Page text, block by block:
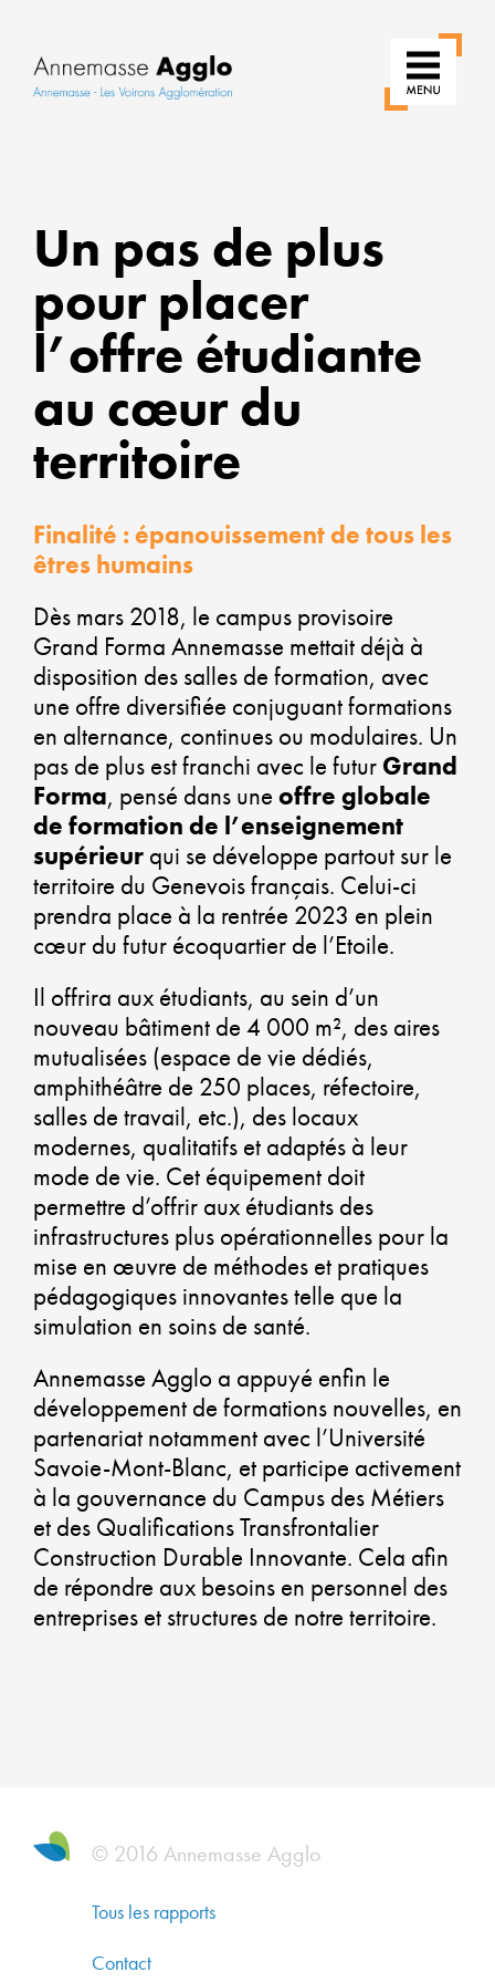
ET
DE
Un pas de plus
pour placer
l’offre étudiante
au cœur du
territoire
Finalité : épanouissement de tous les
êtres humains
Dès mars 2018, le campus provisoire
Grand Forma Annemasse mettait déjà à
disposition des salles de formation, avec
une offre diversifiée conjuguant formations
en alternance, continues ou modulaires. Un
pas de plus est franchi avec le futur Grand
Forma, pensé dans une offre globale
de formation de l’enseignement
supérieurqui se développe partout sur le
territoire du Genevois français. Celui-ci
prendra place à la rentrée 2023 en plein
cœur du futur écoquartier de l’Etoile.
Il offrira aux étudiants, au sein d’un
nouveau bâtiment de 4 000 m², des aires
mutualisées (espace de vie dédiés,
amphithéâtre de 250 places, réfectoire,
salles de travail, etc.), des locaux
modernes, qualitatifs et adaptés à leur
mode de vie. Cet équipement doit
permettre d’offrir aux étudiants des
infrastructures plus opérationnelles pour la
mise en œuvre de méthodes et pratiques
pédagogiques innovantes telle que la
simulation en soins de santé.
Annemasse Agglo a appuyé enfin le
développement de formations nouvelles, en
partenariat notamment avec l’Université
Savoie-Mont-Blanc, et participe activement
à la gouvernance du Campus des Métiers
et des Qualifications Transfrontalier
Construction Durable Innovante. Cela afin
de répondre aux besoins en personnel des
entreprises et structures de notre territoire.
© 2016 Annemasse Agglo
Tous les rapports
Contact